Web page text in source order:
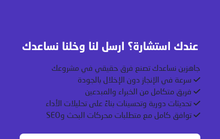
عندك استشارة؟ ارسل لنا وخلنا نساعدك
جاهزين نساعدك تصنع فرق حقيقي في مشروعك
سرعة في الإنجاز دون الإخلال بالجودة
فريق متكامل من الخبراء والمبدعين
تحديثات دورية وتحسينات بناءً على تحليلات الأداء
توافق كامل مع متطلبات محركات البحث وSEO